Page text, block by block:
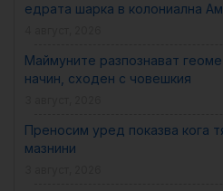
едрата шарка в колониална
Маймуните разпознават
начин, сходен с човешкия
Преносим уред показва кога
мазнини